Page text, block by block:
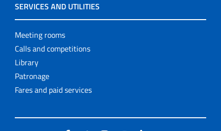
SERVICES AND UTILITIES
Meeting rooms
Calls and competitions
Library
Patronage
Fares and paid services